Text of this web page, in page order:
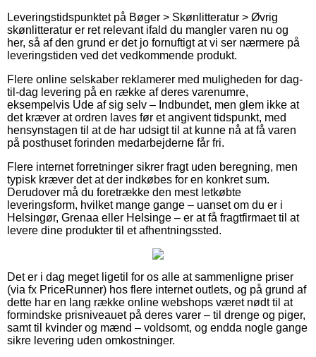
Leveringstidspunktet på Bøger > Skønlitteratur > Øvrig
skønlitteratur er ret relevant ifald du mangler varen nu og
her, så af den grund er det jo fornuftigt at vi ser nærmere på
leveringstiden ved det vedkommende produkt.
Flere online selskaber reklamerer med muligheden for dag-
til-dag levering på en række af deres varenumre,
eksempelvis Ude af sig selv – Indbundet, men glem ikke at
det kræver at ordren laves før et angivent tidspunkt, med
hensynstagen til at de har udsigt til at kunne nå at få varen
på posthuset forinden medarbejderne får fri.
Flere internet forretninger sikrer fragt uden beregning, men
typisk kræver det at der indkøbes for en konkret sum.
Derudover må du foretrække den mest letkøbte
leveringsform, hvilket mange gange – uanset om du er i
Helsingør, Grenaa eller Helsinge – er at få fragtfirmaet til at
levere dine produkter til et afhentningssted.
Det er i dag meget ligetil for os alle at sammenligne priser
(via fx PriceRunner) hos flere internet outlets, og på grund af
dette har en lang række online webshops været nødt til at
formindske prisniveauet på deres varer – til drenge og piger,
samt til kvinder og mænd – voldsomt, og endda nogle gange
sikre levering uden omkostninger.